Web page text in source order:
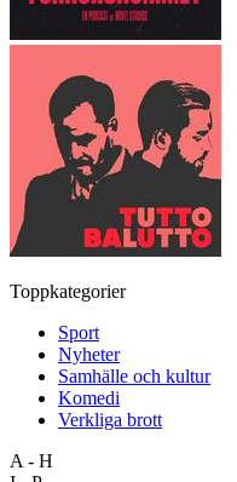
Toppkategorier
Sport
Nyheter
Samhälle och kultur
Komedi
Verkliga brott
A - H